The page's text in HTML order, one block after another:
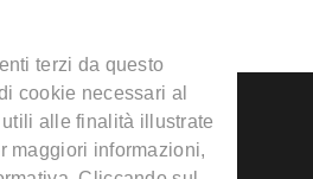
terzi da questo
cookie necessari al
alle finalità illustrate
maggiori informazioni,